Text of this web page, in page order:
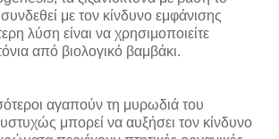
με τον κίνδυνο εμφάνισης
λύση είναι να χρησιμοποιείτε
από βιολογικό βαμβάκι.
αγαπούν τη μυρωδιά του
μπορεί να αυξήσει τον κίνδυνο